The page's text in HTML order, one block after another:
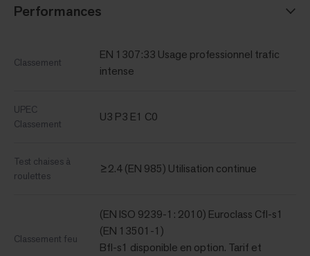
Performances
Classement
EN 1307:33 Usage professionnel trafic
intense
UPEC
Classement
U3 P3 E1 C0
Test chaises à
roulettes
≥2.4 (EN 985) Utilisation continue
Classement feu
(EN ISO 9239-1: 2010) Euroclass Cfl-s1
(EN 13501-1)
Bfl-s1 disponible en option. Tarif et